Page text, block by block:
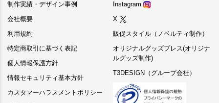
制作実績・デザイン事例
会社概要
利用規約
特定商取引に基づく表記
個人情報保護方針
情報セキュリティ基本方針
カスタマーハラスメントポリシー
Instagram
X
販促スタイル（ノベルティ制作）
オリジナルグッズプレス(オリジナ
ルグッズ制作)
T3DESIGN（グループ会社）